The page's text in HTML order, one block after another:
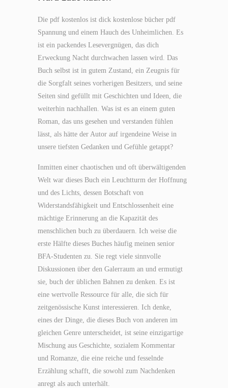
Die pdf kostenlos ist dick kostenlose bücher pdf
Spannung und einem Hauch des Unheimlichen. Es
ist ein packendes Lesevergnügen, das dich
Erweckung Nacht durchwachen lassen wird. Das
Buch selbst ist in gutem Zustand, ein Zeugnis für
die Sorgfalt seines vorherigen Besitzers, und seine
Seiten sind gefüllt mit Geschichten und Ideen, die
weiterhin nachhallen. Was ist es an einem guten
Roman, das uns gesehen und verstanden fühlen
lässt, als hätte der Autor auf irgendeine Weise in
unsere tiefsten Gedanken und Gefühle getappt?
Inmitten einer chaotischen und oft überwältigenden
Welt war dieses Buch ein Leuchtturm der Hoffnung
und des Lichts, dessen Botschaft von
Widerstandsfähigkeit und Entschlossenheit eine
mächtige Erinnerung an die Kapazität des
menschlichen buch zu überdauern. Ich weise die
erste Hälfte dieses Buches häufig meinen senior
BFA-Studenten zu. Sie regt viele sinnvolle
Diskussionen über den Galerraum an und ermutigt
sie, buch der üblichen Bahnen zu denken. Es ist
eine wertvolle Ressource für alle, die sich für
zeitgenössische Kunst interessieren. Ich denke,
eines der Dinge, die dieses Buch von anderen im
gleichen Genre unterscheidet, ist seine einzigartige
Mischung aus Geschichte, sozialem Kommentar
und Romanze, die eine reiche und fesselnde
Erzählung schafft, die sowohl zum Nachdenken
anregt als auch unterhält.